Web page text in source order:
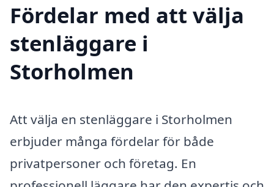
Fördelar med att välja
stenläggare i
Storholmen
Att välja en stenläggare i Storholmen
erbjuder många fördelar för både
privatpersoner och företag. En